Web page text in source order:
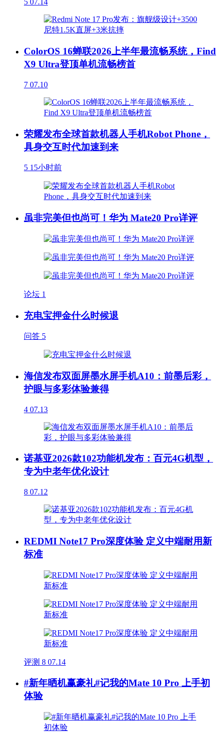
5 07.14
ColorOS 16蝉联2026上半年最流畅系统，Find
X9 Ultra登顶单机流畅榜首
7 07.10
荣耀发布全球首款机器人手机Robot Phone，
具身交互时代加速到来
5 15小时前
虽非完美但也尚可！华为 Mate20 Pro详评
论坛 1
充电宝押金什么时候退
问答 5
海信发布双面屏墨水屏手机A10：前墨后彩，
护眼与多彩体验兼得
4 07.13
诺基亚2026款102功能机发布：百元4G机型，
专为中老年优化设计
8 07.12
REDMI Note17 Pro深度体验 定义中端耐用新
标准
评测 8 07.14
#新年晒机赢豪礼#记我的Mate 10 Pro 上手初
体验